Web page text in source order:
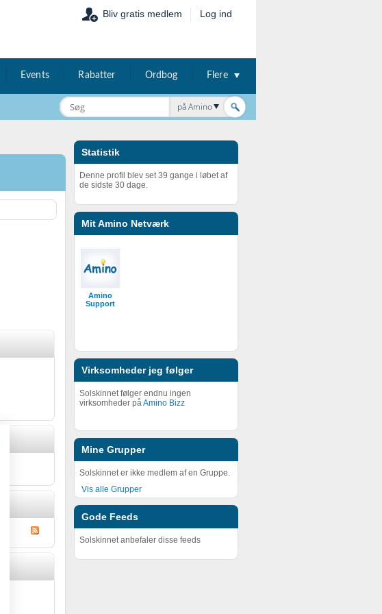
Bliv gratis medlem Log ind
Events Rabatter Ordbog Flere
på Amino
Statistik
Denne profil blev set 39 gange i løbet af
de sidste 30 dage.
Mit Amino Netværk
Amino
Support
Virksomheder jeg følger
Solskinnet følger endnu ingen
virksomheder påAmino Bizz
Mine Grupper
Solskinnet er ikke medlem af en Gruppe.
Vis alle Grupper
Gode Feeds
Solskinnet anbefaler disse feeds